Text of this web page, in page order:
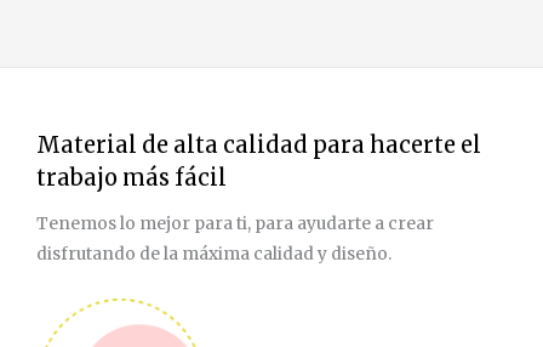
Material de alta calidad para hacerte el
trabajo más fácil
Tenemos lo mejor para ti, para ayudarte a crear
disfrutando de la máxima calidad y diseño.